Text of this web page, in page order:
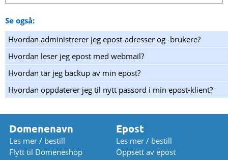
Se også:
Hvordan administrerer jeg epost-adresser og -brukere?
Hvordan leser jeg epost med webmail?
Hvordan tar jeg backup av min epost?
Hvordan oppdaterer jeg til nytt passord i min epost-klient?
Domenenavn
Les mer / bestill
Flytt til Domeneshop
Epost
Les mer / bestill
Oppsett av epost